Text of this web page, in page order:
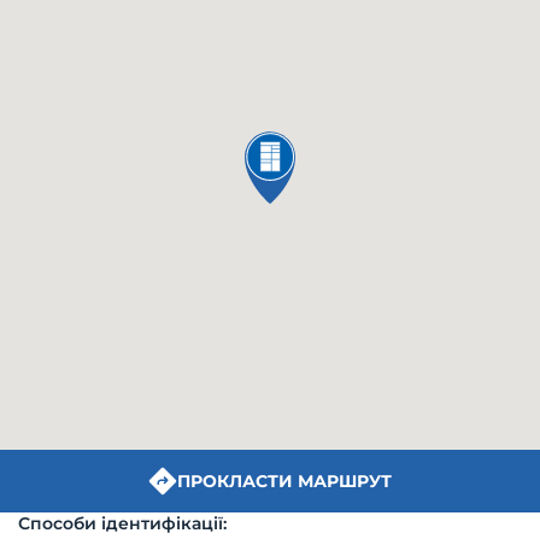
ПРОКЛАСТИ МАРШРУТ
Способи ідентифікації: